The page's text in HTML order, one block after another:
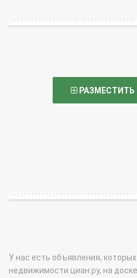
РАЗМЕСТИТЬ
У нас есть объявления,
недвижимости циан.ру, на